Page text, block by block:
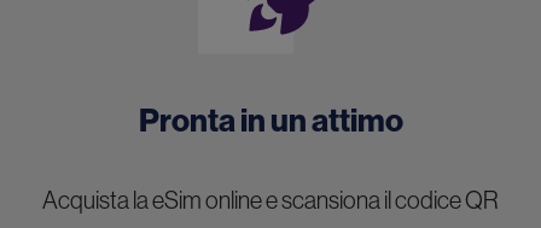
Pronta in un attimo
Acquista la eSim online e scansiona il codice QR